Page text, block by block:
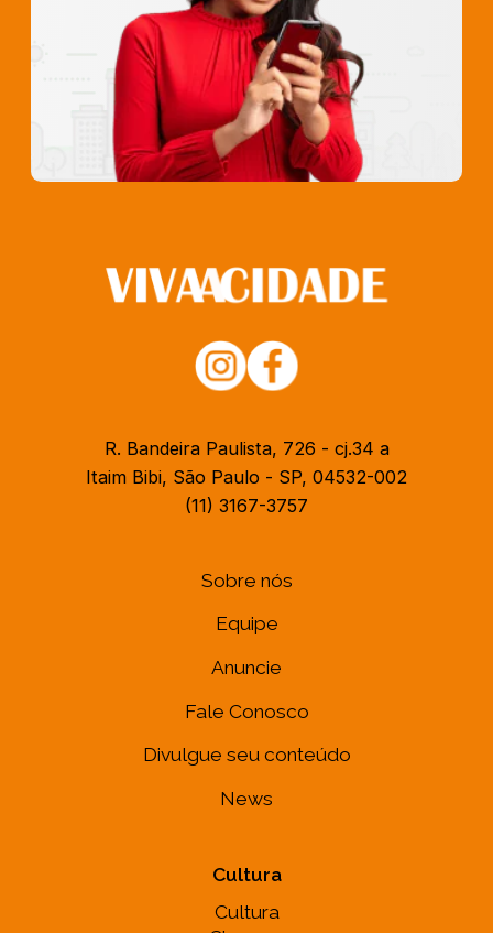
R. Bandeira Paulista, 726 - cj.34 a
Itaim Bibi, São Paulo - SP, 04532-002
(11) 3167-3757
Sobre nós
Equipe
Anuncie
Fale Conosco
Divulgue seu conteúdo
News
Cultura
Cultura